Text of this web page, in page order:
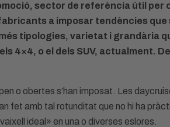
sector de referència útil per
a imposar tendències
tipologies, varietat i grandària
4×4, o el dels SUV, actualment.
o obertes s’han imposat. Les
fet amb tal rotunditat que no hi ha
ideal» en una o diverses eslores.